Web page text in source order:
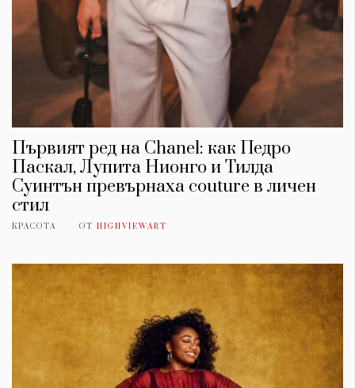
Първият ред на Chanel: как Педро
Паскал, Лупита Нионго и Тилда
Суинтън превърнаха couture в личен
стил
КРАСОТА ОТ HIGHVIEWART